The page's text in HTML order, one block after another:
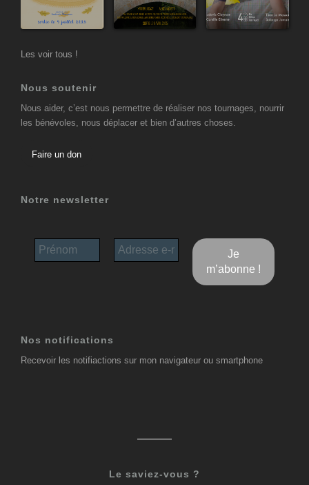
Les voir tous !
Nous soutenir
Nous aider, c’est nous permettre de réaliser nos tournages, nourrir
les bénévoles, nous déplacer et bien d’autres choses.
Faire un don
Notre newsletter
Nos notifications
Recevoir les notifiactions sur mon navigateur ou smartphone
Le saviez-vous ?